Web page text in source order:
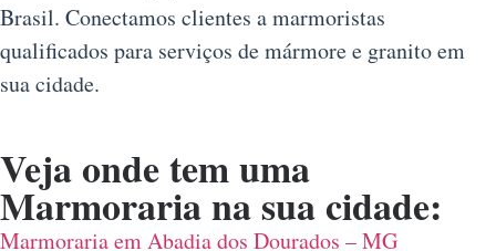
Brasil. Conectamos clientes a marmoristas
qualificados para serviços de mármore e granito em
sua cidade.
Veja onde tem uma
Marmoraria na sua cidade:
Marmoraria em Abadia dos Dourados – MG